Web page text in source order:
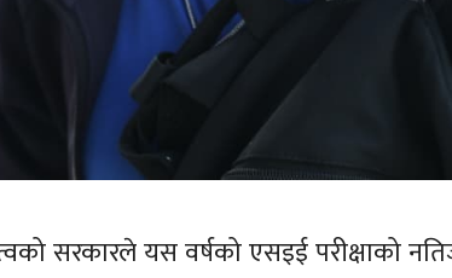
सरकारले यस वर्षको एसइई परीक्षाको